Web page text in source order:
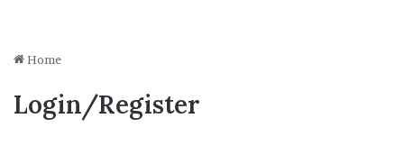
Home
Login/Register